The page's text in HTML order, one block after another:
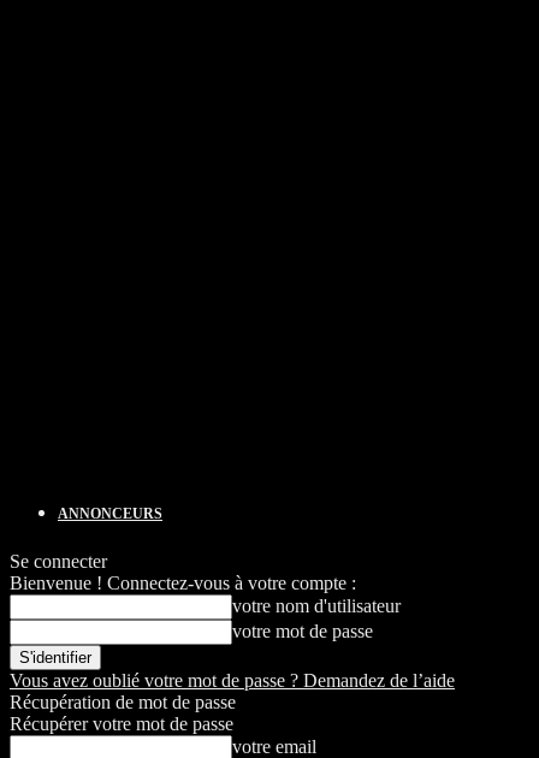
ANNONCEURS
Se connecter
Bienvenue ! Connectez-vous à votre compte :
votre nom d'utilisateur
votre mot de passe
Vous avez oublié votre mot de passe ? Demandez de l’aide
Récupération de mot de passe
Récupérer votre mot de passe
votre email